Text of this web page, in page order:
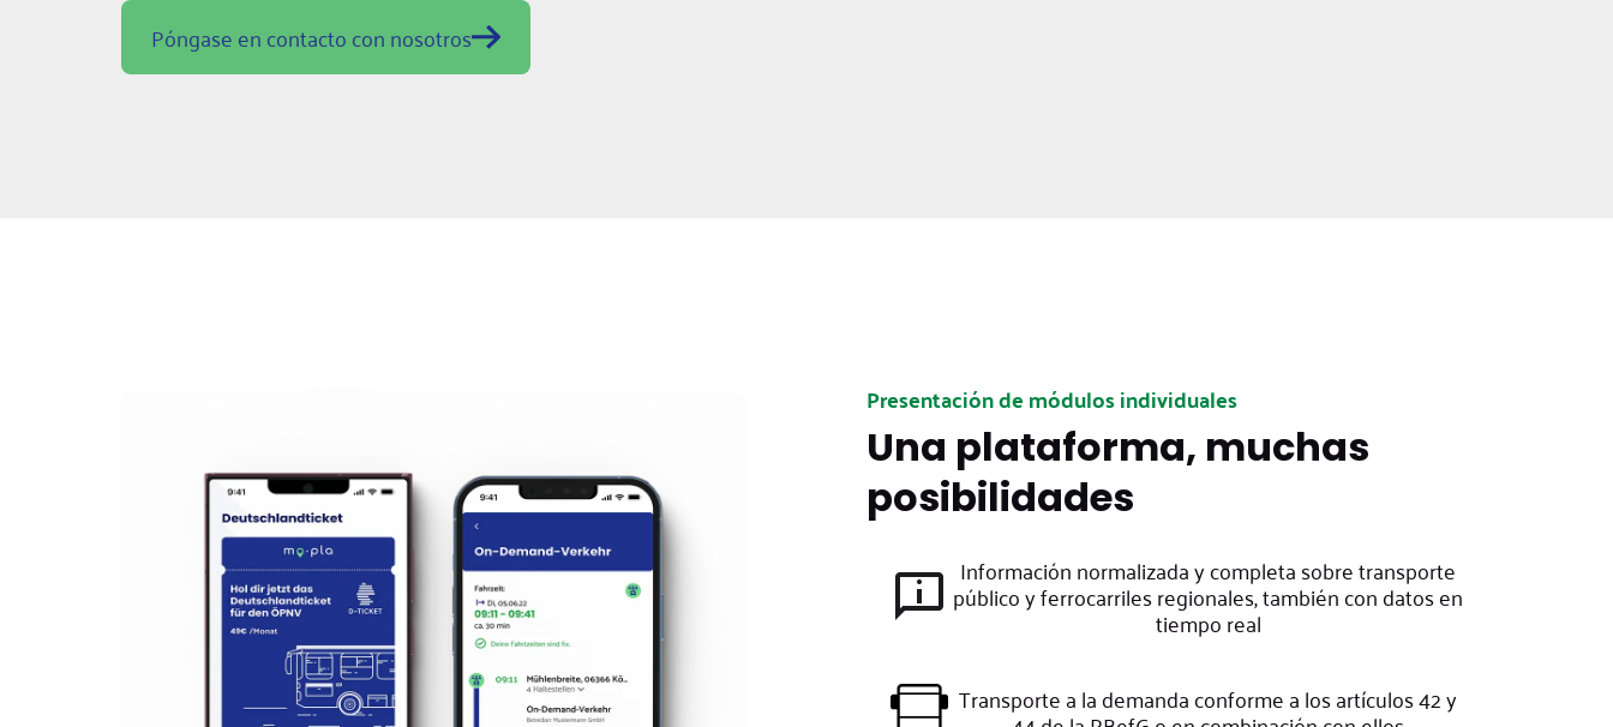
Póngase en contacto con nosotros
Presentación de módulos individuales
Una plataforma, muchas
posibilidades
Información normalizada y completa sobre transporte
público y ferrocarriles regionales, también con datos en
tiempo real
Transporte a la demanda conforme a los artículos 42 y